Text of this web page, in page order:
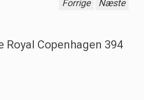
Forrige Næste
Royal Copenhagen 394